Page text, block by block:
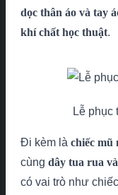
dọc thân áo và tay
khí chất học thuật.
Lễ phục
Đi kèm là chiếc mũ
cùng dây tua rua
có vai trò như